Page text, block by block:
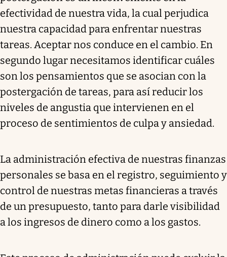
efectividad de nuestra vida, la cual perjudica
nuestra capacidad para enfrentar nuestras
tareas. Aceptar nos conduce en el cambio. En
segundo lugar necesitamos identificar cuáles
son los pensamientos que se asocian con la
postergación de tareas, para así reducir los
niveles de angustia que intervienen en el
proceso de sentimientos de culpa y ansiedad.
La administración efectiva de nuestras finanzas
personales se basa en el registro, seguimiento y
control de nuestras metas financieras a través
de un presupuesto, tanto para darle visibilidad
a los ingresos de dinero como a los gastos.